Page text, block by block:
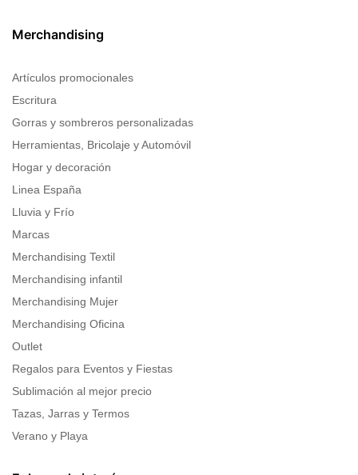
Merchandising
Artículos promocionales
Escritura
Gorras y sombreros personalizadas
Herramientas, Bricolaje y Automóvil
Hogar y decoración
Linea España
Lluvia y Frío
Marcas
Merchandising Textil
Merchandising infantil
Merchandising Mujer
Merchandising Oficina
Outlet
Regalos para Eventos y Fiestas
Sublimación al mejor precio
Tazas, Jarras y Termos
Verano y Playa